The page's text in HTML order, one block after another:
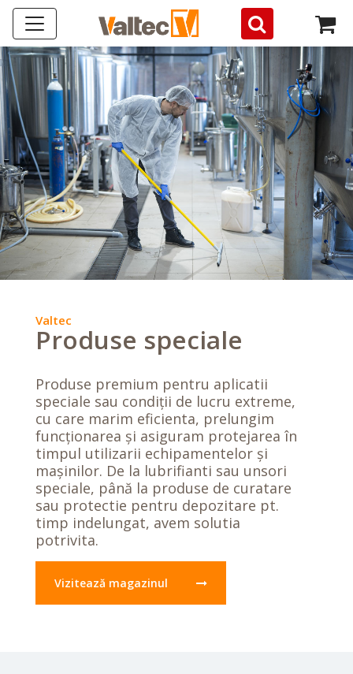
Valtec
Produse speciale
Produse premium pentru aplicatii
speciale sau condiții de lucru extreme,
cu care marim eficienta, prelungim
funcționarea și asiguram protejarea în
timpul utilizarii echipamentelor și
mașinilor. De la lubrifianti sau unsori
speciale, până la produse de curatare
sau protectie pentru depozitare pt.
timp indelungat, avem solutia
potrivita.
Vizitează magazinul